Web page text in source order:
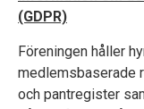
(GDPR)
Föreningen håller
medlemsbaserade
och pantregister